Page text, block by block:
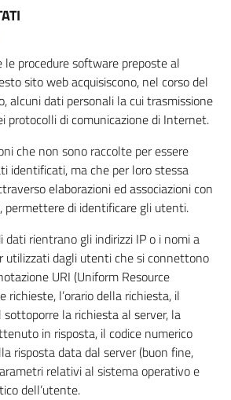
procedure software preposte al
sito web acquisiscono, nel corso del
alcuni dati personali la cui trasmissione
protocolli di comunicazione di Internet.
che non sono raccolte per essere
identificati, ma che per loro stessa
elaborazioni ed associazioni con
permettere di identificare gli utenti.
dati rientrano gli indirizzi IP o i nomi a
utilizzati dagli utenti che si connettono
URI (Uniform Resource
richieste, l’orario della richiesta, il
la richiesta al server, la
in risposta, il codice numerico
risposta data dal server (buon fine,
relativi al sistema operativo e
dell’utente.